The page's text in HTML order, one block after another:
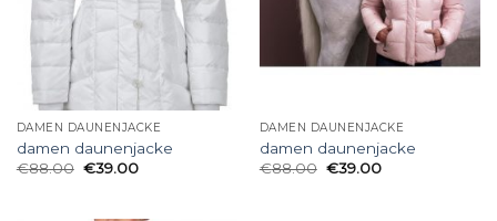
DAMEN DAUNENJACKE
damen daunenjacke
€88.00 €39.00
DAMEN DAUNENJACKE
damen daunenjacke
€88.00 €39.00